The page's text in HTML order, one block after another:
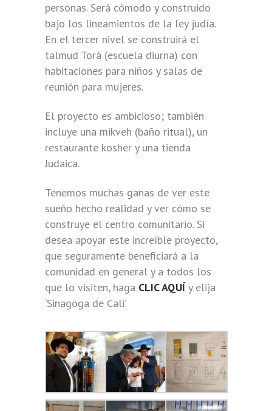
personas. Será cómodo y construido
bajo los lineamientos de la ley judía.
En el tercer nivel se construirá el
talmud Torá (escuela diurna) con
habitaciones para niños y salas de
reunión para mujeres.
El proyecto es ambicioso; también
incluye una mikveh (baño ritual), un
restaurante kosher y una tienda
Judaica.
Tenemos muchas ganas de ver este
sueño hecho realidad y ver cómo se
construye el centro comunitario. Si
desea apoyar este increíble proyecto,
que seguramente beneficiará a la
comunidad en general y a todos los
que lo visiten, haga CLIC AQUÍy elija
‘Sinagoga de Cali’.